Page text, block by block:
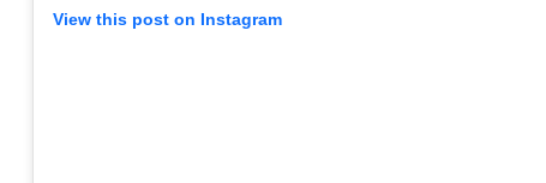
View this post on Instagram